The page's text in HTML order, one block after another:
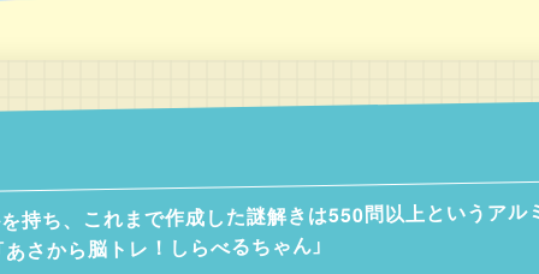
ち、これまで作成した謎解きは550問以上というアル
さから脳トレ！しらべるちゃん」